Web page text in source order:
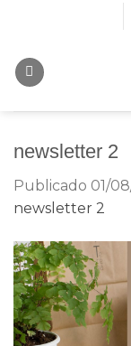
contenido
newsletter 2
Publicado 01/
newsletter 2